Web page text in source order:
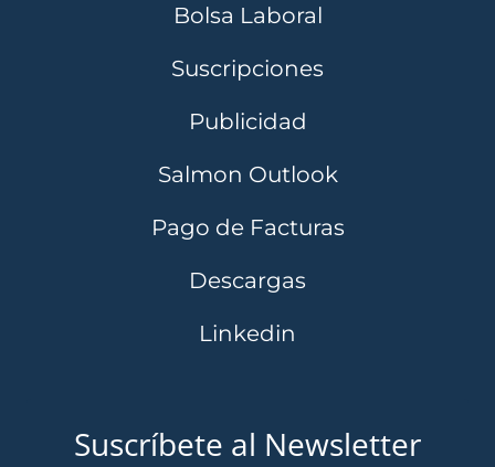
Bolsa Laboral
Suscripciones
Publicidad
Salmon Outlook
Pago de Facturas
Descargas
Linkedin
Suscríbete al Newsletter